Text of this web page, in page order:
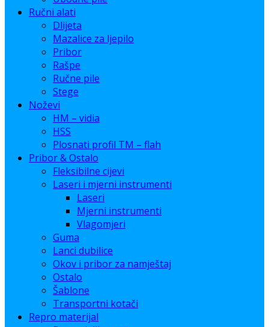
Ručni alati
Dlijeta
Mazalice za ljepilo
Pribor
Rašpe
Ručne pile
Stege
Noževi
HM – vidia
HSS
Plosnati profil TM – flah
Pribor & Ostalo
Fleksibilne cijevi
Laseri i mjerni instrumenti
Laseri
Mjerni instrumenti
Vlagomjeri
Guma
Lanci dubilice
Okov i pribor za namještaj
Ostalo
Šablone
Transportni kotači
Repro materijal